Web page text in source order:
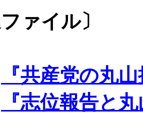
連フ
『共産党の丸
『志位報告と